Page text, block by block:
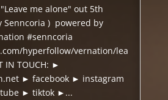
me alone" out 5th
Senncoria ) powered by
#senncoria
hyperfollow/vernation/lea
IN TOUCH: ►
► facebook ► instagram
► tiktok ►...